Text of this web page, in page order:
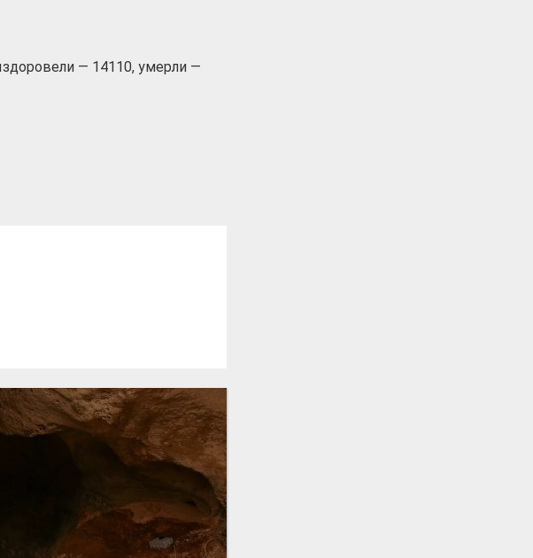
— 14110, умерли —